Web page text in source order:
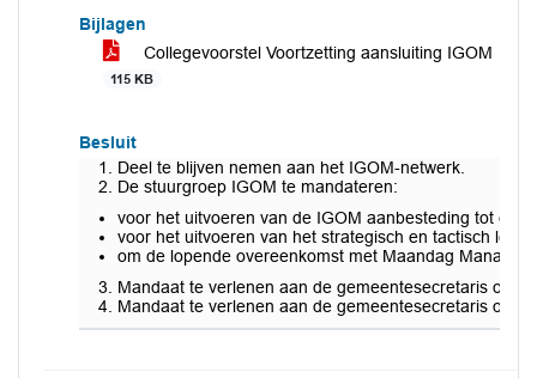
Bijlagen
Collegevoorstel Voortzetting aansluiting IGOM
115 KB
Besluit
Deel te blijven nemen aan het IGOM-netwerk.
De stuurgroep IGOM te mandateren:
voor het uitvoeren van de IGOM aanbesteding tot en
voor het uitvoeren van het strategisch en tactisch
om de lopende overeenkomst met Maandag
Mandaat te verlenen aan de gemeentesecretaris om
Mandaat te verlenen aan de gemeentesecretaris om